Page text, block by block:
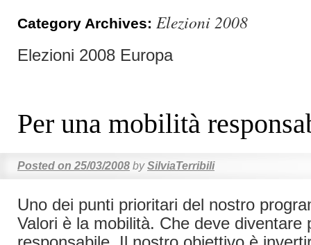
Category Archives: Elezioni 2008
Elezioni 2008 Europa
Per una mobilità
Posted on 25/03/2008 by SilviaTerribili
Uno dei punti prioritari del nostro
Valori è la mobilità. Che deve diventare